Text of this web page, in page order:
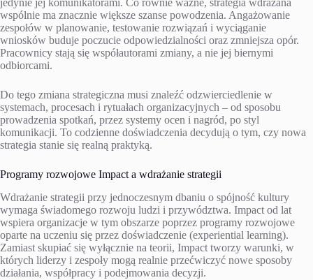
jedynie jej komunikatorami. Co równie ważne, strategia wdrażana
wspólnie ma znacznie większe szanse powodzenia. Angażowanie
zespołów w planowanie, testowanie rozwiązań i wyciąganie
wniosków buduje poczucie odpowiedzialności oraz zmniejsza opór.
Pracownicy stają się współautorami zmiany, a nie jej biernymi
odbiorcami.
Do tego zmiana strategiczna musi znaleźć odzwierciedlenie w
systemach, procesach i rytuałach organizacyjnych – od sposobu
prowadzenia spotkań, przez systemy ocen i nagród, po styl
komunikacji. To codzienne doświadczenia decydują o tym, czy nowa
strategia stanie się realną praktyką.
Programy rozwojowe Impact a wdrażanie strategii
Wdrażanie strategii przy jednoczesnym dbaniu o spójność kultury
wymaga świadomego rozwoju ludzi i przywództwa. Impact od lat
wspiera organizacje w tym obszarze poprzez programy rozwojowe
oparte na uczeniu się przez doświadczenie (experiential learning).
Zamiast skupiać się wyłącznie na teorii, Impact tworzy warunki, w
których liderzy i zespoły mogą realnie przećwiczyć nowe sposoby
działania, współpracy i podejmowania decyzji.